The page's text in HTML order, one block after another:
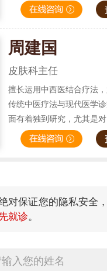
周建国
皮肤科主任
擅长运用中西医结合疗法
传统中医疗法与现代医学
面有着独到研究，尤其是
对保证您的隐私安全
就诊。